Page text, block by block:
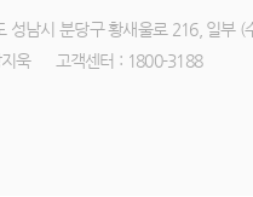
성남시 분당구 황새울로 216, 일부 (
욱 고객센터 : 1800-3188